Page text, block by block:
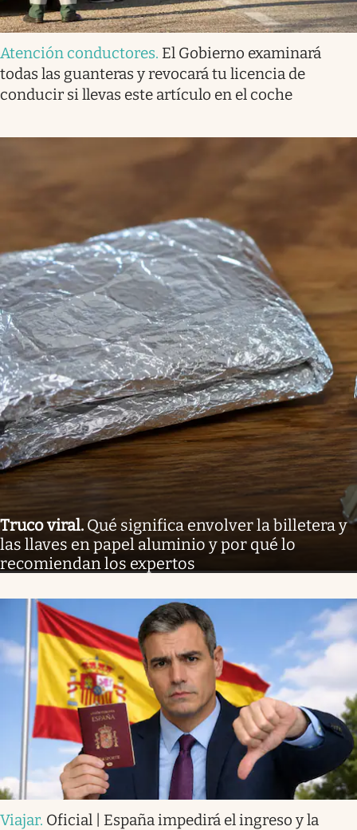
Atención conductores. El Gobierno examinará
todas las guanteras y revocará tu licencia de
conducir si llevas este artículo en el coche
Truco viral. Qué significa envolver la billetera y
las llaves en papel aluminio y por qué lo
recomiendan los expertos
Viajar. Oficial | España impedirá el ingreso y la